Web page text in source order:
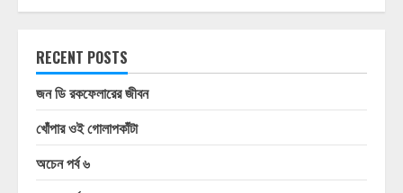
RECENT POSTS
জন ডি রকফেলারের জীবন
খোঁপার ওই গোলাপকাঁটা
অচেন পর্ব ৬